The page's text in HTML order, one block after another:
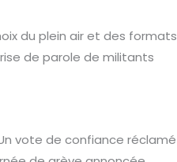
du plein air et des formats
de parole de militants
vote de confiance réclamé